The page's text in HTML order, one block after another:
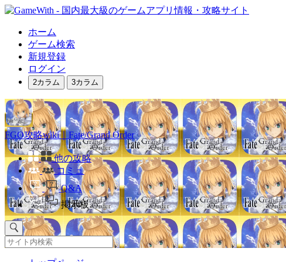
ホーム
ゲーム検索
新規登録
ログイン
2カラム 3カラム
FGO攻略wiki｜Fate/Grand Order
他の攻略
コミュ
Q&A
掲示板